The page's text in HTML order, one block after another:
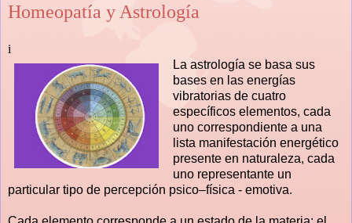
Homeopatía y Astrología
i
La astrología se basa sus
bases en las energías
vibratorias de cuatro
específicos elementos, cada
uno correspondiente a una
lista manifestación energético
presente en naturaleza, cada
uno representante un
particular tipo de percepción psico–física - emotiva.